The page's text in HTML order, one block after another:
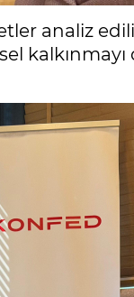
analiz